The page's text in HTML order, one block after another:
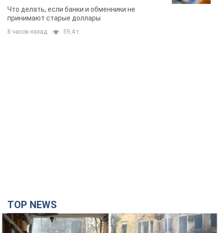
банки такие купюры
Что делать, если банки и обменники не
принимают старые доллары
8 часов назад 59,4 т.
TOP NEWS